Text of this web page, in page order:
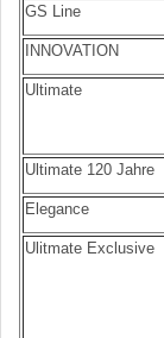
GS Line
INNOVATION
Ultimate
Ultimate 120 Jahre
Elegance
Ulitmate Exclusive